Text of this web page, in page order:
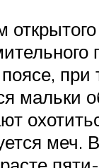
при
мальки
меч.